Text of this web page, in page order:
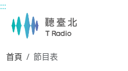
主要內容區塊
:::
首頁
節目表